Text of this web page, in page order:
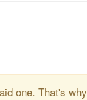
one. That's why